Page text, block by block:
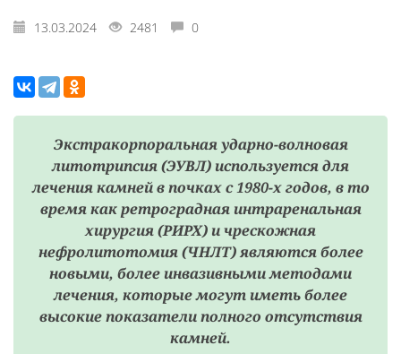
13.03.2024 2481 0
Экстракорпоральная ударно-волновая
литотрипсия (ЭУВЛ) используется для
лечения камней в почках с 1980-х годов, в то
время как ретроградная интраренальная
хирургия (РИРХ) и чрескожная
нефролитотомия (ЧНЛТ) являются более
новыми, более инвазивными методами
лечения, которые могут иметь более
высокие показатели полного отсутствия
камней.